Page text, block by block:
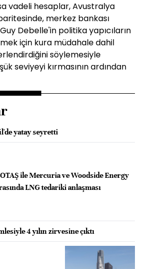
vadeli hesaplar, Avustralya
merkez bankası
Debelle'in politika yapıcıların
için kura müdahale dahil
söylemesiyle
seviyeyi kırmasının ardından
yatay seyretti
ile Mercuria ve Woodside Energy
LNG tedariki anlaşması
4 yılın zirvesine çıktı